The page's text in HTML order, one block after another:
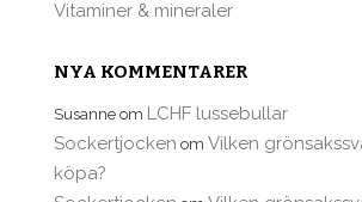
Vitaminer & mineraler
NYA KOMMENTARER
Susanne om LCHF lussebullar
Sockertjocken om Vilken
köpa?